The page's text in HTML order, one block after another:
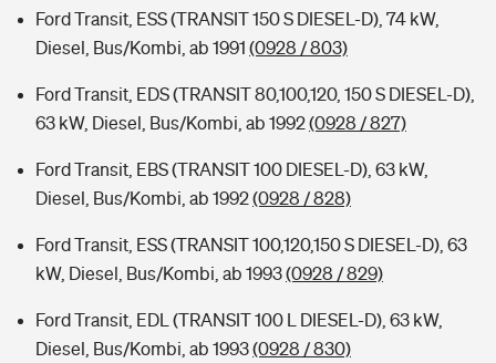
Ford Transit, ESS (TRANSIT 150 S DIESEL-D), 74 kW,
Diesel, Bus/Kombi, ab 1991 (0928 / 803)
Ford Transit, EDS (TRANSIT 80,100,120, 150 S DIESEL-D),
63 kW, Diesel, Bus/Kombi, ab 1992(0928 / 827)
Ford Transit, EBS (TRANSIT 100 DIESEL-D), 63 kW,
Diesel, Bus/Kombi, ab 1992(0928 / 828)
Ford Transit, ESS (TRANSIT 100,120,150 S DIESEL-D), 63
kW, Diesel, Bus/Kombi, ab 1993(0928 / 829)
Ford Transit, EDL (TRANSIT 100 L DIESEL-D), 63 kW,
Diesel, Bus/Kombi, ab 1993(0928 / 830)